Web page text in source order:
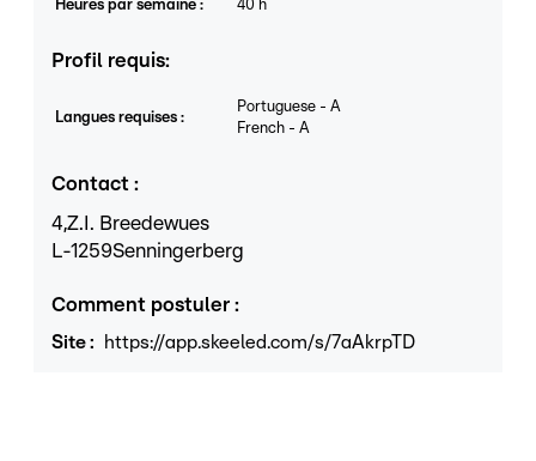
Heures par semaine : 40 h
Profil requis:
Langues requises :
Portuguese - A
French - A
Contact :
4,Z.I. Breedewues
L-1259Senningerberg
Comment postuler :
Site: https://app.skeeled.com/s/7aAkrpTD